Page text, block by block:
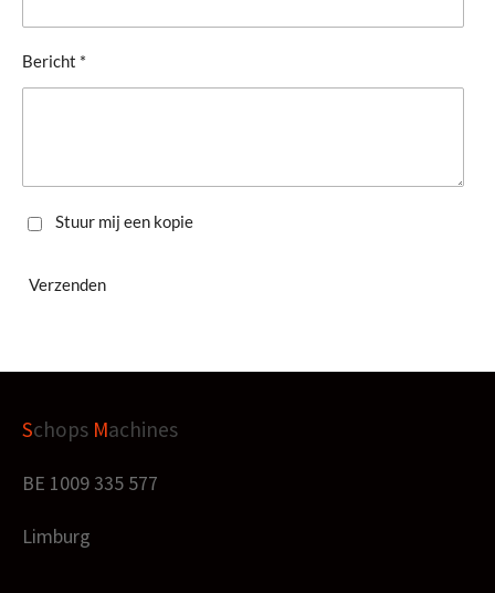
Bericht *
Stuur mij een kopie
Verzenden
Schops Machines
BE 1009 335 577
Limburg